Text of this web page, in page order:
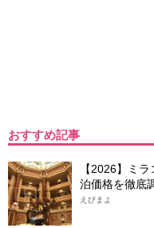
おすすめ記事
【2026】ミ
泊価格を徹底
えびまよ